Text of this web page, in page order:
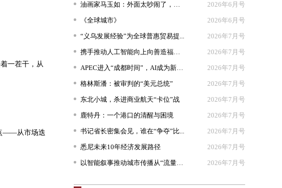
一茬干，从
——从市场迭
油画家马玉如：外面太吵闹了，我想... 2026年6月号
《全球城市》 2026年6月号
“义乌发展经验”为全球普惠贸易提... 2026年7月号
携手推动人工智能向上向善造福人类 2026年7月号
APEC进入“成都时间”，AI成为新坐... 2026年7月号
格林斯潘：被审判的“美元总统” 2026年7月号
东北小城，杀进商业航天“卡位”战 2026年7月号
鹿特丹：一个港口的清醒与困境 2026年7月号
书记省长密集会见，谁在“争夺”比... 2026年7月号
悉尼未来10年经济发展路径 2026年7月号
以智能叙事推动城市传播从“流量出... 2026年7月号